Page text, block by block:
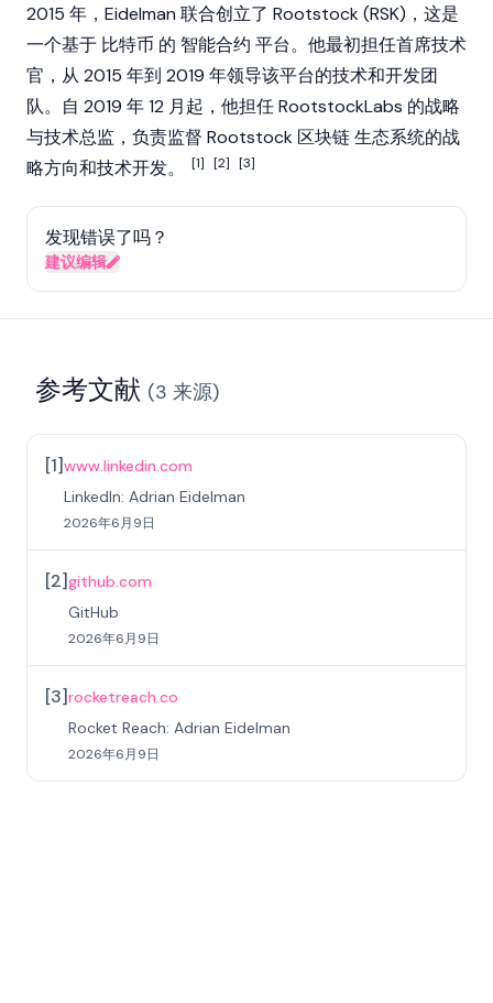
2015 年，Eidelman 联合创立了 Rootstock (RSK) ，这是
一个基于 比特币 的 智能合约 平台。他最初担任首席技术
官，从 2015 年到 2019 年领导该平台的技术和开发团
队。自 2019 年 12 月起，他担任 RootstockLabs 的战略
与技术总监，负责监督 Rootstock 区块链生态系统的战
略方向和技术开发。
[1] [2] [3]
发现错误了吗？
建议编辑
参考文献 (3 来源)
[1]www.linkedin.com
LinkedIn: Adrian Eidelman
2026年6月9日
[2]github.com
GitHub
2026年6月9日
[3]rocketreach.co
Rocket Reach: Adrian Eidelman
2026年6月9日